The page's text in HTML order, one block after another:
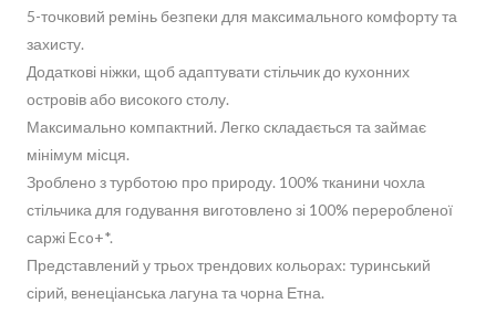
5-точковий ремінь безпеки для максимального комфорту та
захисту.
Додаткові ніжки, щоб адаптувати стільчик до кухонних
островів або високого столу.
Максимально компактний. Легко складається та займає
мінімум місця.
Зроблено з турботою про природу. 100% тканини чохла
стільчика для годування виготовлено зі 100% переробленої
саржі Eco+*.
Представлений у трьох трендових кольорах: туринський
сірий, венеціанська лагуна та чорна Етна.